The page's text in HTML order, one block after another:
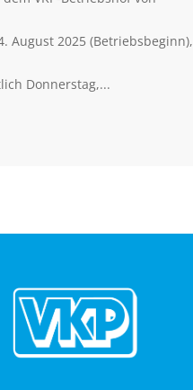
August 2025 (Betriebsbeginn),
Donnerstag,...